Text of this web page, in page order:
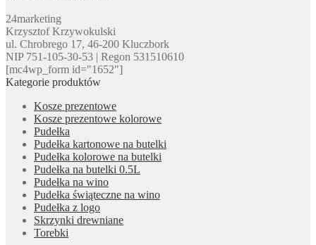
24marketing
Krzysztof Krzywokulski
ul. Chrobrego 17, 46-200 Kluczbork
NIP 751-105-30-53 | Regon 531510610
[mc4wp_form id="1652"]
Kategorie produktów
Kosze prezentowe
Kosze prezentowe kolorowe
Pudełka
Pudełka kartonowe na butelki
Pudełka kolorowe na butelki
Pudełka na butelki 0.5L
Pudełka na wino
Pudełka świąteczne na wino
Pudełka z logo
Skrzynki drewniane
Torebki